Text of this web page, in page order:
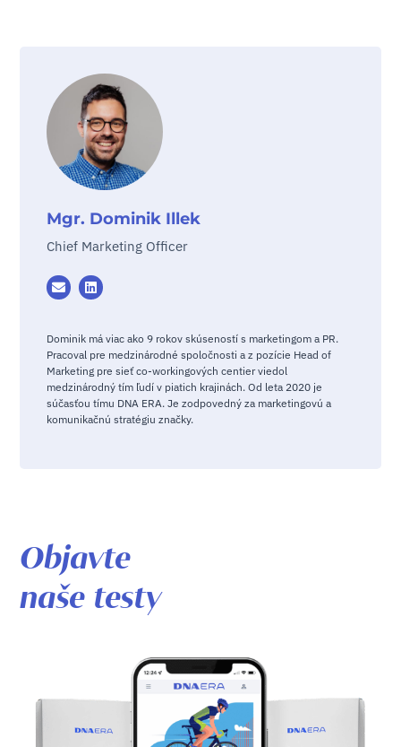
Mgr. Dominik Illek
Chief Marketing Officer
Dominik má viac ako 9 rokov skúseností s marketingom a PR.
Pracoval pre medzinárodné spoločnosti a z pozície Head of
Marketing pre sieť co-workingových centier viedol
medzinárodný tím ľudí v piatich krajinách. Od leta 2020 je
súčasťou tímu DNA ERA. Je zodpovedný za marketingovú a
komunikačnú stratégiu značky.
Objavte
naše testy